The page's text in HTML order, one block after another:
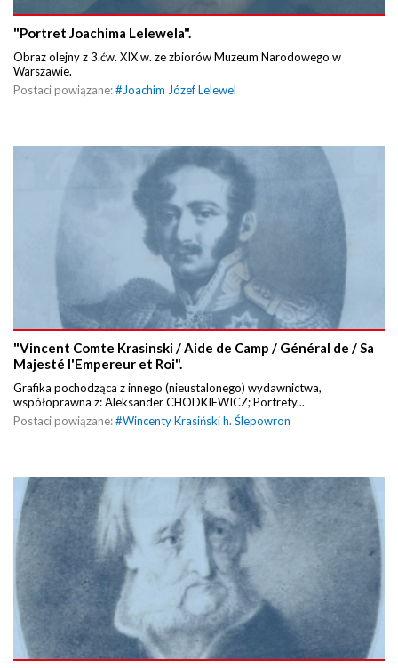
"Portret Joachima Lelewela".
Obraz olejny z 3.ćw. XIX w. ze zbiorów Muzeum Narodowego w
Warszawie.
Postaci powiązane:#Joachim Józef Lelewel
"Vincent Comte Krasinski / Aide de Camp / Général de / Sa
Majesté l'Empereur et Roi".
Grafika pochodząca z innego (nieustalonego) wydawnictwa,
współoprawna z: Aleksander CHODKIEWICZ; Portrety...
Postaci powiązane:#Wincenty Krasiński h. Ślepowron